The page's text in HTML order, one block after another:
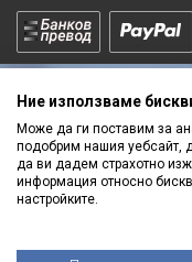
Получавай
ПРОМОЦИИ
Ние използваме
Може да ги поставим за
подобрим нашия уебсайт,
да ви дадем страхотно
информация относно
настройките.